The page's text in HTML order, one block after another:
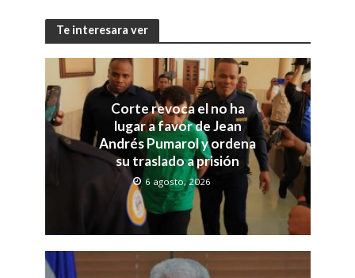
Te interesara ver
Corte revoca el no ha
lugar a favor de Jean
Andrés Pumarol y ordena
su traslado a prisión
6 agosto, 2026